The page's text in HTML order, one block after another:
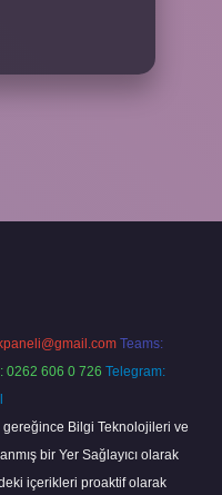
Teams:
0262 606 0 726 Telegram:
gereğince Bilgi Teknolojileri ve
bir Yer Sağlayıcı olarak
içerikleri proaktif olarak